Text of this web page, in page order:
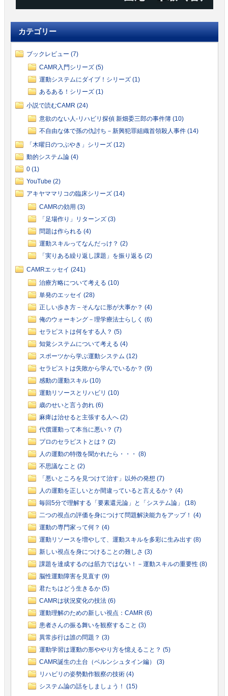
カテゴリー
ブックレビュー (7)
CAMR入門シリーズ (5)
運動システムにダイブ！シリーズ (1)
あるある！シリーズ (1)
小説で読むCAMR (24)
意欲のない人-リハビリ探偵 新畑委三郎の事件簿 (10)
不自由な体で孫の仇討ち－新興犯罪組織首領殺人事件 (14)
「木曜日のつぶやき」シリーズ (12)
動的システム論 (4)
0 (1)
YouTube (2)
アキヤママリコの臨床シリーズ (14)
CAMRの効用 (3)
「足場作り」リターンズ (3)
問題は作られる (4)
運動スキルってなんだっけ？ (2)
「実りある繰り返し課題」を振り返る (2)
CAMRエッセイ (241)
治療方略について考える (10)
単発のエッセイ (28)
正しい歩き方－そんなに形が大事か？ (4)
俺のウォーキング－理学療法士らしく (6)
セラピストは何をする人？ (5)
知覚システムについて考える (4)
スポーツから学ぶ運動システム (12)
セラピストは失敗から学んでいるか？ (9)
感動の運動スキル (10)
運動リソースとリハビリ (10)
歳のせいと言う勿れ (6)
麻痺は治せると主張する人へ (2)
代償運動って本当に悪い？ (7)
プロのセラピストとは？ (2)
人の運動の特徴を聞かれたら・・・ (8)
不思議なこと (2)
「悪いところを見つけて治す」以外の発想 (7)
人の運動を正しいとか間違っていると言えるか？ (4)
毎回5分で理解する「要素還元論」と「システム論」 (18)
二つの視点の評価を身につけて問題解決能力をアップ！ (4)
運動の専門家って何？ (4)
運動リソースを増やして、運動スキルを多彩に生み出す (8)
新しい視点を身につけることの難しさ (3)
課題を達成するのは筋力ではない！－運動スキルの重要性 (8)
脳性運動障害を見直す (9)
君たちはどう生きるか (5)
CAMRは状況変化の技法 (6)
運動理解のための新しい視点：CAMR (6)
患者さんの振る舞いを観察すること (3)
異常歩行は誰の問題？ (3)
運動学習は運動の形ややり方を憶えること？ (5)
CAMR誕生の土台（ベルンシュタイン編） (3)
リハビリの姿勢動作観察の技術 (4)
システム論の話をしましょう！ (15)